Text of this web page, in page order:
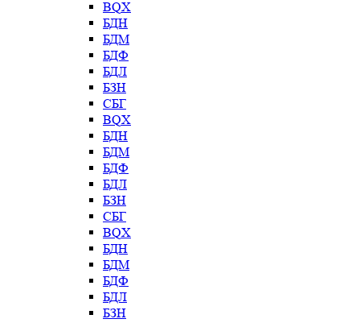
BQX
БДН
БДМ
БДФ
БДЛ
БЗН
СБГ
BQX
БДН
БДМ
БДФ
БДЛ
БЗН
СБГ
BQX
БДН
БДМ
БДФ
БДЛ
БЗН